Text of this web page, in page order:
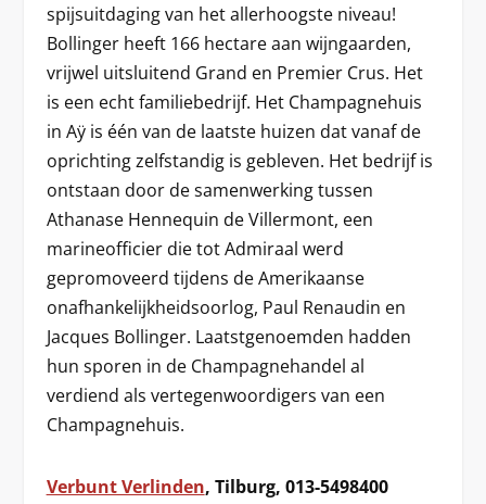
spijsuitdaging van het allerhoogste niveau!
Bollinger heeft 166 hectare aan wijngaarden,
vrijwel uitsluitend Grand en Premier Crus. Het
is een echt familiebedrijf. Het Champagnehuis
in Aÿ is één van de laatste huizen dat vanaf de
oprichting zelfstandig is gebleven. Het bedrijf is
ontstaan door de samenwerking tussen
Athanase Hennequin de Villermont, een
marineofficier die tot Admiraal werd
gepromoveerd tijdens de Amerikaanse
onafhankelijkheidsoorlog, Paul Renaudin en
Jacques Bollinger. Laatstgenoemden hadden
hun sporen in de Champagnehandel al
verdiend als vertegenwoordigers van een
Champagnehuis.
Verbunt Verlinden, Tilburg, 013-5498400